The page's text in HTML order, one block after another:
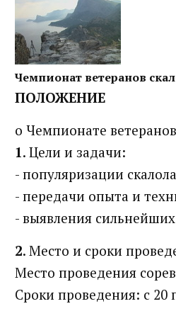
Чемпионат ветеранов
ПОЛОЖЕНИЕ
о Чемпионате
1. Цели и задачи:
- популяризации
- передачи опыта и
- выявления
2. Место и сроки
Место проведения
Сроки проведения: с 20